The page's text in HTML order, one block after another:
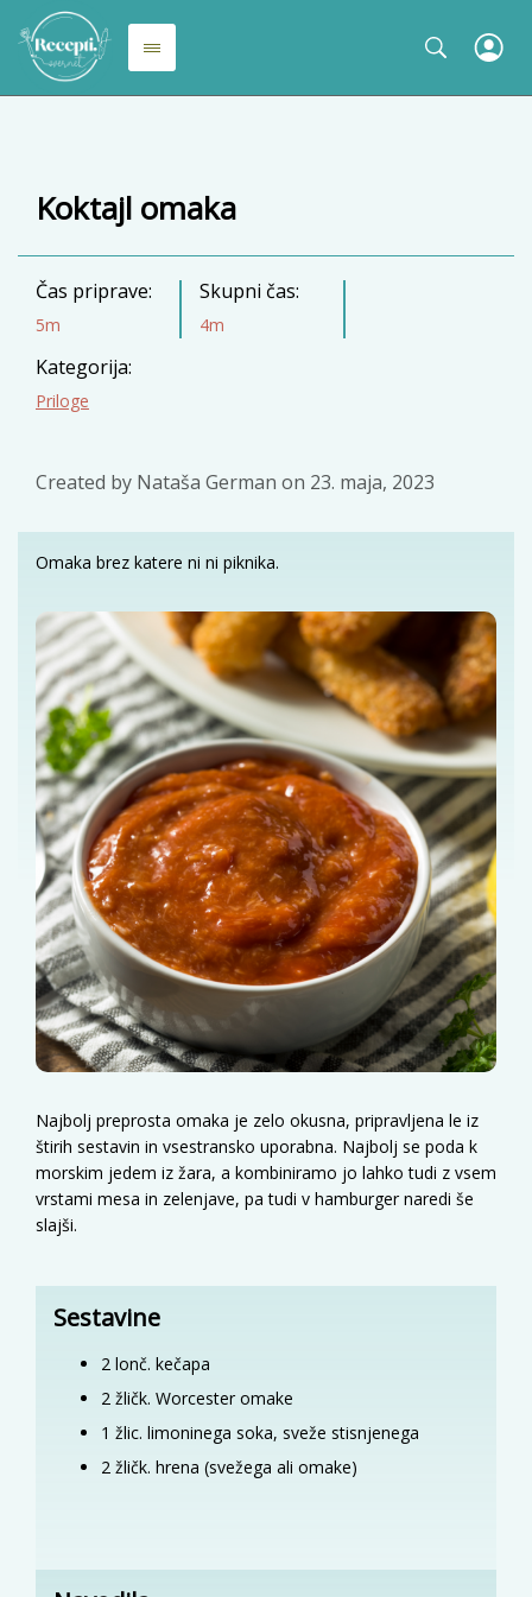
Koktajl omaka
Čas priprave:
5m
Skupni čas:
4m
Kategorija:
Priloge
Created by Nataša German on 23. maja, 2023
Omaka brez katere ni ni piknika.
Najbolj preprosta omaka je zelo okusna, pripravljena le iz
štirih sestavin in vsestransko uporabna. Najbolj se poda k
morskim jedem iz žara, a kombiniramo jo lahko tudi z vsem
vrstami mesa in zelenjave, pa tudi v hamburger naredi še
slajši.
Sestavine
2 lonč. kečapa
2 žličk. Worcester omake
1 žlic. limoninega soka, sveže stisnjenega
2 žličk. hrena (svežega ali omake)